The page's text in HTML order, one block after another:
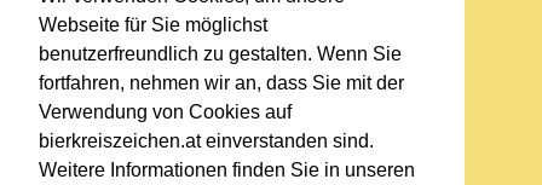
Webseite für Sie möglichst
benutzerfreundlich zu gestalten. Wenn Sie
fortfahren, nehmen wir an, dass Sie mit der
Verwendung von Cookies auf
bierkreiszeichen.at einverstanden sind.
Weitere Informationen finden Sie in unseren
im Pfad:Bierkreiszeichen/Gesammelte Biere
Erstellt: 2026-08-08
Links